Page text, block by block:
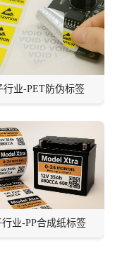
行业-PET防伪标签
行业-PP合成纸标签